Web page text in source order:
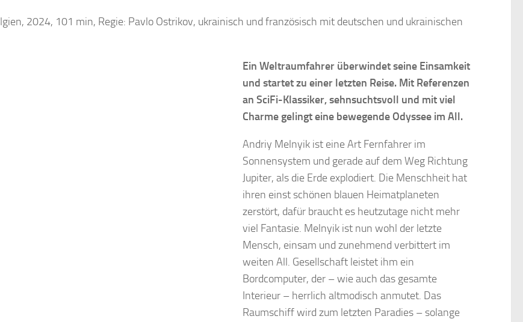
2024, 101 min, Regie: Pavlo Ostrikov, ukrainisch und französisch mit deutschen und ukrainischen
Ein Weltraumfahrer überwindet seine Einsamkeit
und startet zu einer letzten Reise. Mit Referenzen
an SciFi-Klassiker, sehnsuchtsvoll und mit viel
Charme gelingt eine bewegende Odyssee im All.
Andriy Melnyik ist eine Art Fernfahrer im
Sonnensystem und gerade auf dem Weg Richtung
Jupiter, als die Erde explodiert. Die Menschheit hat
ihren einst schönen blauen Heimatplaneten
zerstört, dafür braucht es heutzutage nicht mehr
viel Fantasie. Melnyik ist nun wohl der letzte
Mensch, einsam und zunehmend verbittert im
weiten All. Gesellschaft leistet ihm ein
Bordcomputer, der – wie auch das gesamte
Interieur – herrlich altmodisch anmutet. Das
Raumschiff wird zum letzten Paradies – solange